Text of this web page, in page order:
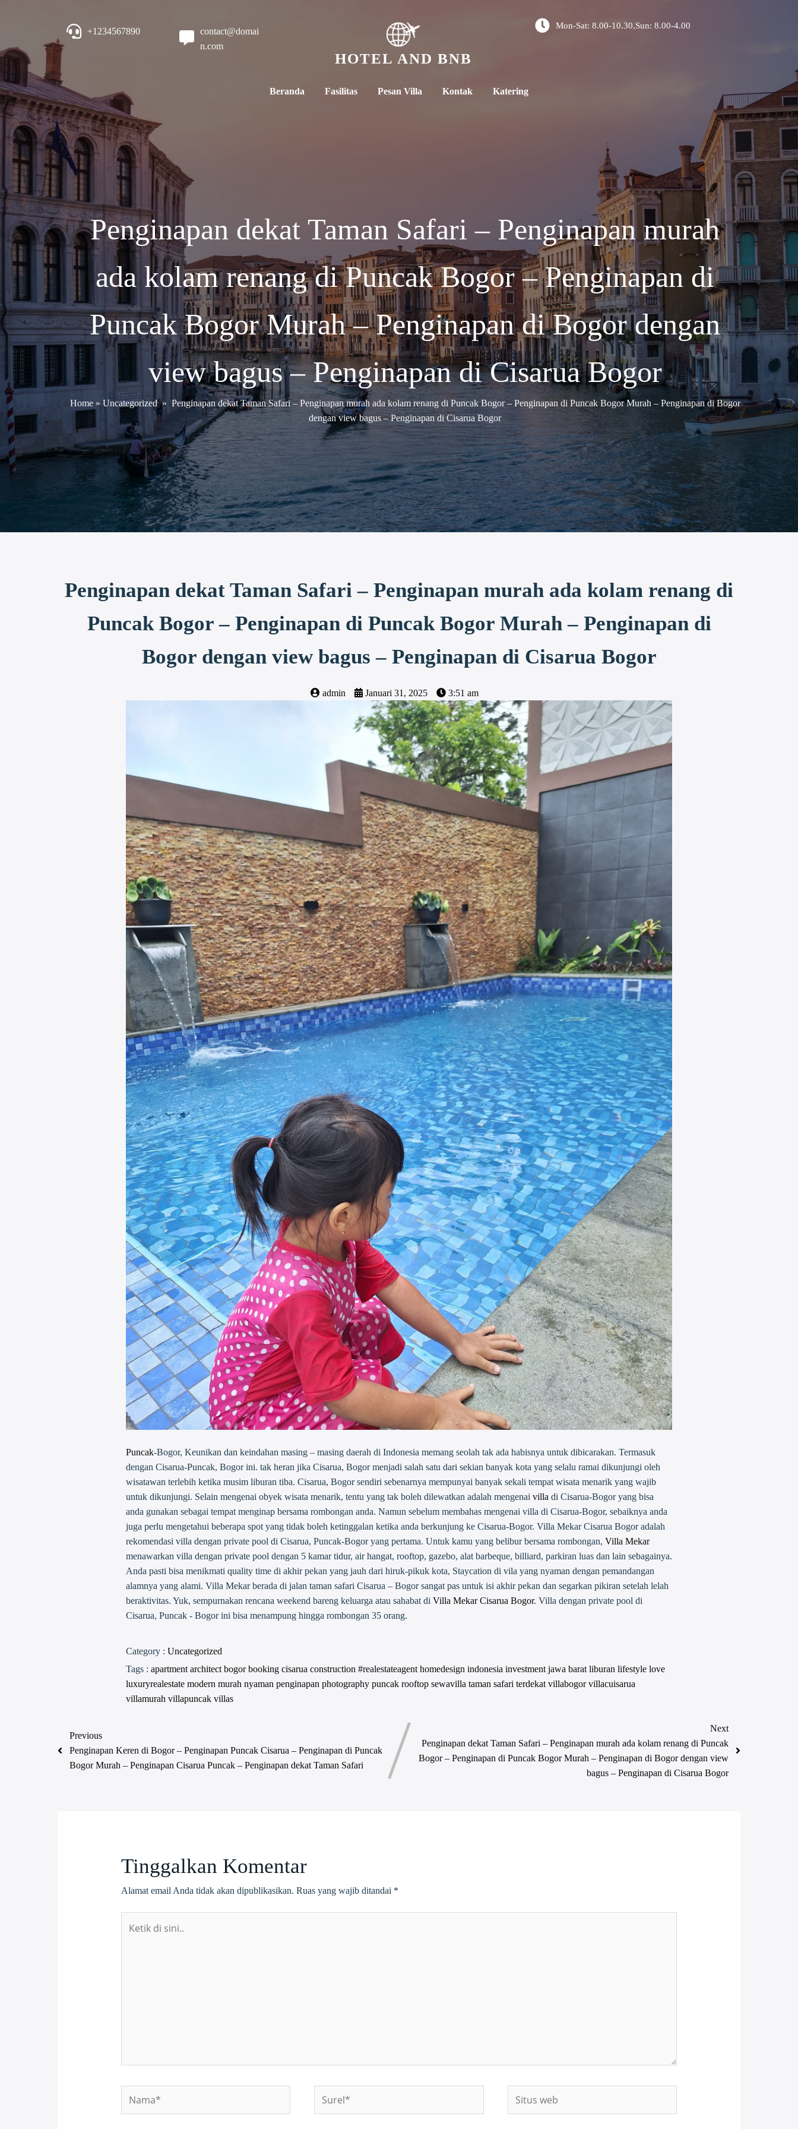
+1234567890
contact@domai
n.com
HOTEL AND BNB
Mon-Sat: 8.00-10.30,Sun: 8.00-4.00
Beranda Fasilitas Pesan Villa Kontak Katering
Penginapan dekat Taman Safari – Penginapan murah
ada kolam renang di Puncak Bogor – Penginapan di
Puncak Bogor Murah – Penginapan di Bogor dengan
view bagus – Penginapan di Cisarua Bogor
Home» Uncategorized » Penginapan dekat Taman Safari – Penginapan murah ada kolam renang di Puncak Bogor – Penginapan di Puncak Bogor Murah – Penginapan di Bogor
dengan view bagus – Penginapan di Cisarua Bogor
Penginapan dekat Taman Safari – Penginapan murah ada kolam renang di
Puncak Bogor – Penginapan di Puncak Bogor Murah – Penginapan di
Bogor dengan view bagus – Penginapan di Cisarua Bogor
admin Januari 31, 2025 3:51 am
Puncak-Bogor, Keunikan dan keindahan masing – masing daerah di Indonesia memang seolah tak ada habisnya untuk dibicarakan. Termasuk
dengan Cisarua-Puncak, Bogor ini. tak heran jika Cisarua, Bogor menjadi salah satu dari sekian banyak kota yang selalu ramai dikunjungi oleh
wisatawan terlebih ketika musim liburan tiba. Cisarua, Bogor sendiri sebenarnya mempunyai banyak sekali tempat wisata menarik yang wajib
untuk dikunjungi. Selain mengenai obyek wisata menarik, tentu yang tak boleh dilewatkan adalah mengenai villa di Cisarua-Bogor yang bisa
anda gunakan sebagai tempat menginap bersama rombongan anda. Namun sebelum membahas mengenai villa di Cisarua-Bogor, sebaiknya anda
juga perlu mengetahui beberapa spot yang tidak boleh ketinggalan ketika anda berkunjung ke Cisarua-Bogor. Villa Mekar Cisarua Bogor adalah
rekomendasi villa dengan private pool di Cisarua, Puncak-Bogor yang pertama. Untuk kamu yang belibur bersama rombongan, Villa Mekar
menawarkan villa dengan private pool dengan 5 kamar tidur, air hangat, rooftop, gazebo, alat barbeque, billiard, parkiran luas dan lain sebagainya.
Anda pasti bisa menikmati quality time di akhir pekan yang jauh dari hiruk-pikuk kota, Staycation di vila yang nyaman dengan pemandangan
alamnya yang alami. Villa Mekar berada di jalan taman safari Cisarua – Bogor sangat pas untuk isi akhir pekan dan segarkan pikiran setelah lelah
beraktivitas. Yuk, sempurnakan rencana weekend bareng keluarga atau sahabat di Villa Mekar Cisarua Bogor. Villa dengan private pool di
Cisarua, Puncak - Bogor ini bisa menampung hingga rombongan 35 orang.
Category : Uncategorized
Tags : apartment architect bogorbooking cisarua construction #realestateagent homedesign indonesia investment jawa barat liburan lifestyle love
luxuryrealestate modern murah nyaman penginapan photography puncak rooftop sewavilla taman safari terdekat villabogorvillacuisarua
villamurah villapuncak villas
Previous
Penginapan Keren di Bogor – Penginapan Puncak Cisarua – Penginapan di Puncak
Bogor Murah – Penginapan Cisarua Puncak – Penginapan dekat Taman Safari
Next
Penginapan dekat Taman Safari – Penginapan murah ada kolam renang di Puncak
Bogor – Penginapan di Puncak Bogor Murah – Penginapan di Bogor dengan view
bagus – Penginapan di Cisarua Bogor
Tinggalkan Komentar
Alamat email Anda tidak akan dipublikasikan. Ruas yang wajib ditandai *